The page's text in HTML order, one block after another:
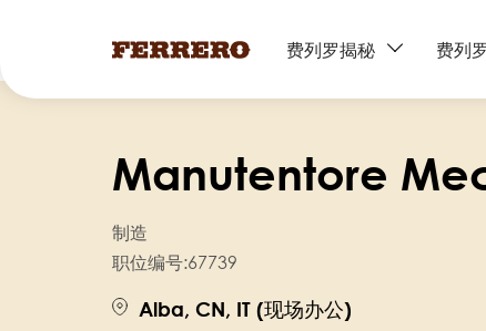
Main
navigation
费列罗揭秘 费列
Manutentore
制造
职位编号:67739
Alba, CN, IT (现场办公)